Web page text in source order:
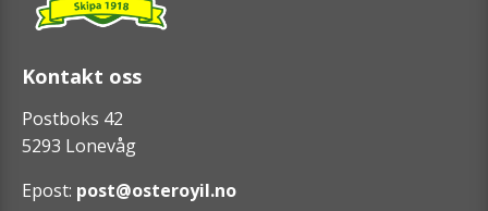
Kontakt oss
Postboks 42
5293 Lonevåg
Epost: post@osteroyil.no